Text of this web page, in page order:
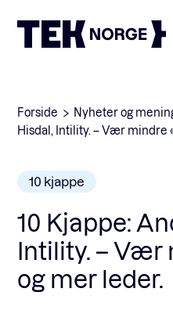
Om oss
Medlemskap
Nyheter
Møteplasser
Kontakt
English
POPULÆRE SØK:
Våre viktigste saker
Medlemskap
Forside Nyheter og
Hisdal, Intility. – Vær mindre
10 kjappe
10 Kjappe:
Intility. – Vær
og mer leder.